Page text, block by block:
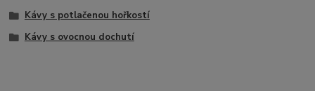
Kávy s potlačenou hořkostí
Kávy s ovocnou dochutí